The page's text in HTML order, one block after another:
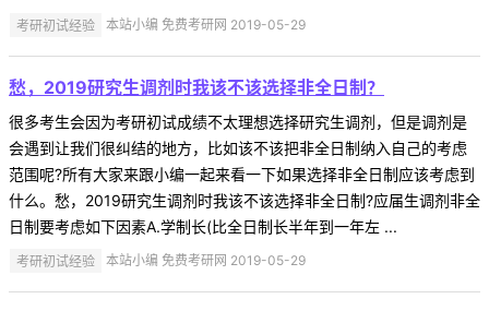
考研初试经验 本站小编 免费考研网 2019-05-29
愁，2019研究生调剂时我该不该选择非全日制？
很多考生会因为考研初试成绩不太理想选择研究生调剂，但是调剂是
会遇到让我们很纠结的地方，比如该不该把非全日制纳入自己的考虑
范围呢?所有大家来跟小编一起来看一下如果选择非全日制应该考虑到
什么。愁，2019研究生调剂时我该不该选择非全日制?应届生调剂非全
日制要考虑如下因素A.学制长(比全日制长半年到一年左 ...
考研初试经验 本站小编 免费考研网 2019-05-29